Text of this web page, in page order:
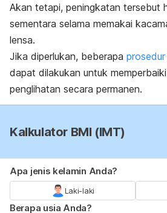
Akan tetapi, peningkatan tersebut
sementara selama memakai
lensa.
Jika diperlukan, beberapa
dapat dilakukan untuk
penglihatan secara permanen.
Kalkulator BMI (IMT)
Apa jenis kelamin Anda?
Laki-laki
Berapa usia Anda?